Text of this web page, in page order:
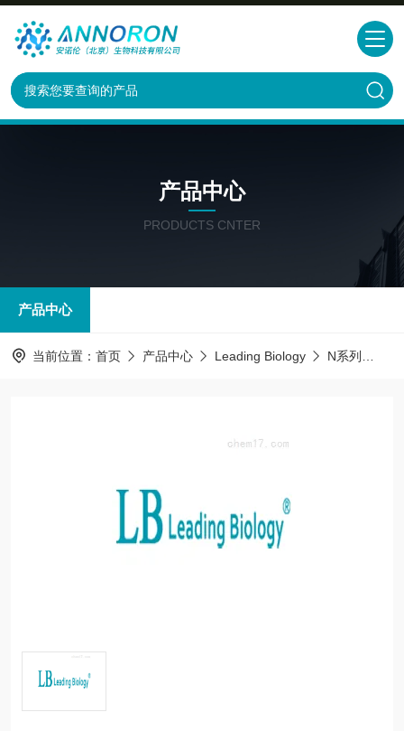
产品中心
PRODUCTS CNTER
产品中心
当前位置： 首页 产品中心 Leading Biology N系列